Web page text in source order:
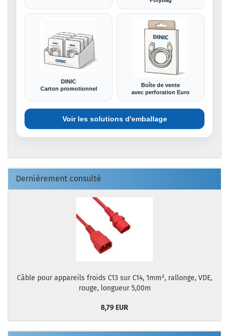
DINIC
Carton promotionnel
Boîte de vente
avec perforation Euro
Voir les solutions d'emballage
Dernièrement consulté
Câble pour appareils froids C13 sur C14, 1mm², rallonge, VDE,
rouge, longueur 5,00m
8,79 EUR